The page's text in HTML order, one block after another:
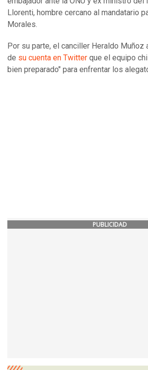
Llorenti, hombre cercano al mandatario
Morales.
Por su parte, el canciller Heraldo Muñoz
de su cuenta en Twitter que el equipo
bien preparado" para enfrentar los
PUBLICIDAD